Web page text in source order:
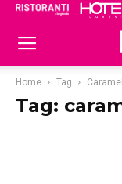
Home Tag
Tag: